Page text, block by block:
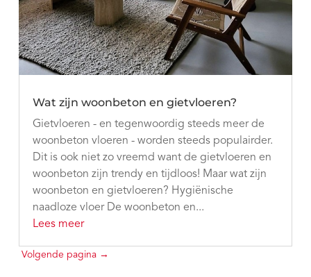
Wat zijn woonbeton en gietvloeren?
Gietvloeren - en tegenwoordig steeds meer de
woonbeton vloeren - worden steeds populairder.
Dit is ook niet zo vreemd want de gietvloeren en
woonbeton zijn trendy en tijdloos! Maar wat zijn
woonbeton en gietvloeren? Hygiënische
naadloze vloer De woonbeton en...
Lees meer